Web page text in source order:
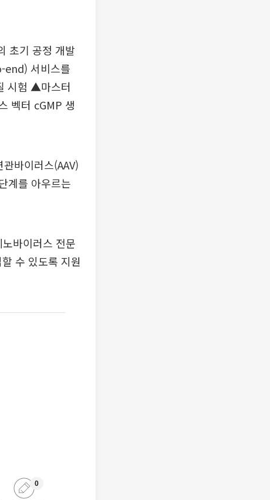
초기 공정 개발
end) 서비스를
시험 ▲마스터
벡터 cGMP 생
바이러스(AAV)
계를 아우르는
바이러스 전문
수 있도록 지원
0